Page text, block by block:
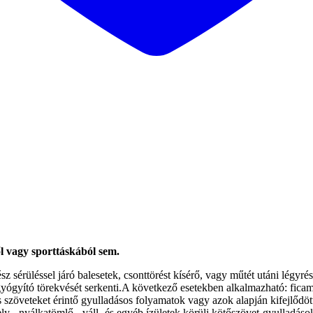
vagy sporttáskából sem.
sérüléssel járó balesetek, csonttörést kísérő, vagy műtét utáni
törekvését serkenti.A következő esetekben alkalmazható:
érintő gyulladásos folyamatok vagy azok alapján